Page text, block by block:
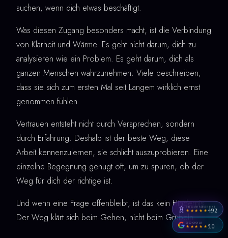
suchen, wenn dich etwas beschäftigt.
Was diesen Zugang besonders macht, ist die Verbindung
von Klarheit und Wärme. Es geht nicht darum, dich zu
analysieren wie ein Problem. Es geht darum, dich als
ganzen Menschen wahrzunehmen. Viele beschreiben,
dass sie sich zum ersten Mal seit Langem wirklich ernst
genommen fühlen.
Vertrauen entsteht nicht durch Versprechen, sondern
durch Erfahrung. Deshalb ist der beste Weg, diese
Arbeit kennenzulernen, sie schlicht auszuprobieren. Eine
einzelne Begegnung genügt oft, um zu spüren, ob der
Weg für dich der richtige ist.
Und wenn eine Frage offenbleibt, ist das kein Hindernis.
Der Weg klärt sich beim Gehen, nicht beim Grübeln.
PROVENEXPERT
★★★★★4,92
GOOGLE
★★★★★5,0